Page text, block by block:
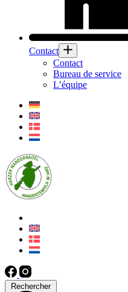
Contact
Contact
Bureau de service
L’équipe
Rechercher